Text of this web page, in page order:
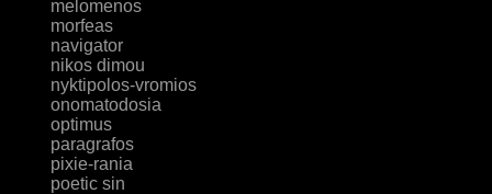
melomenos
morfeas
navigator
nikos dimou
nyktipolos-vromios
onomatodosia
optimus
paragrafos
pixie-rania
poetic sin